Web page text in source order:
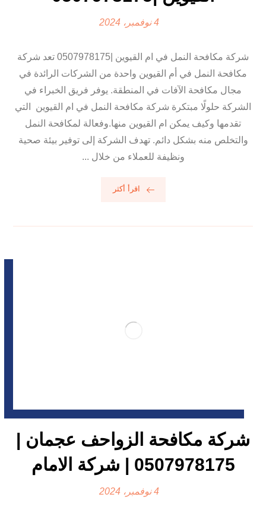
4 نوفمبر، 2024
شركة مكافحة النمل في ام القيوين |0507978175 تعد شركة
مكافحة النمل في أم القيوين واحدة من الشركات الرائدة في
مجال مكافحة الآفات في المنطقة. يوفر فريق الخبراء في
الشركة حلولًا مبتكرة شركة مكافحة النمل في ام القيوين التي
تقدمها وكيف يمكن ام القيوين منها.وفعالة لمكافحة النمل
والتخلص منه بشكل دائم. تهدف الشركة إلى توفير بيئة صحية
ونظيفة للعملاء من خلال ...
اقرأ أكثر
شركة مكافحة الزواحف عجمان |
0507978175 | شركة الامام
4 نوفمبر، 2024